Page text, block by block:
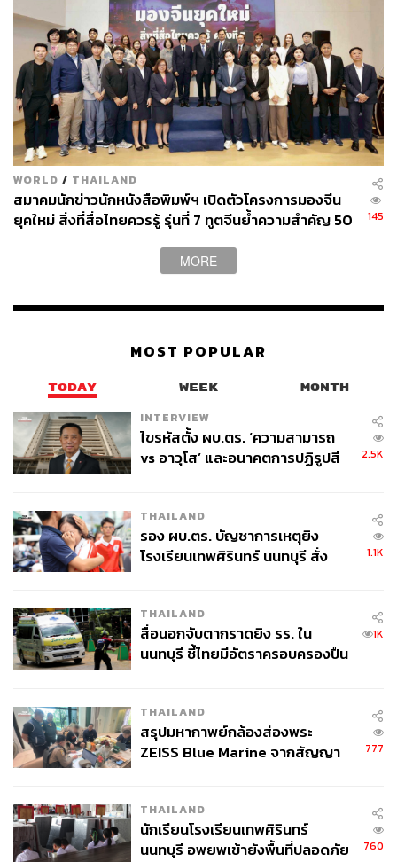
ภาพประกอบ: ฉัตรชัย เฉยชิต
TAGS: สภาวิชาชีพข่าววิทยุและโทรทัศน์ไทย
ชวรงค์ ลิมป์ปัทมปาณี
สภาวิชาชีพสื่อมวลชน
สมาคมนักข่าวนักหนังสือพิมพ์แห่งประเทศไทย
ABOUT THE AUTHOR
WORLD / THAILAND
สมาคมนักข่าวนักหนังสือพิมพ์ฯ เปิดตัวโครงการมองจีน
ยุคใหม่ สิ่งที่สื่อไทยควรรู้ รุ่นที่ 7 ทูตจีนย้ำความสำคัญ 50
145
MORE
MOST POPULAR
TODAY WEEK MONTH
INTERVIEW
ไขรหัสตั้ง ผบ.ตร. ‘ความสามารถ
vs อาวุโส’ และอนาคตการปฏิรูปสี
2.5K
THAILAND
รอง ผบ.ตร. บัญชาการเหตุยิง
โรงเรียนเทพศิรินทร์ นนทบุรี สั่ง
1.1K
THAILAND
สื่อนอกจับตากราดยิง รร. ใน
นนทบุรี ชี้ไทยมีอัตราครอบครองปืน
1K
THAILAND
สรุปมหากาพย์กล้องส่องพระ
ZEISS Blue Marine จากสัญญา
จ่ายหนี้-แอบระบุแบรนด์
777
THAILAND
นักเรียนโรงเรียนเทพศิรินทร์
นนทบุรี อพยพเข้ายังพื้นที่ปลอดภัย
760